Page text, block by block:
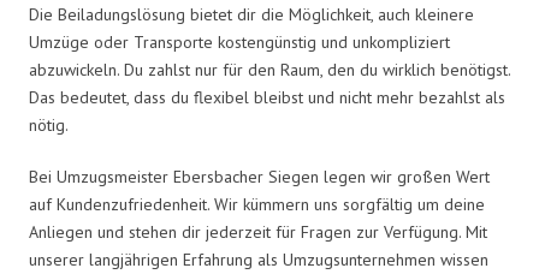
Die Beiladungslösung bietet dir die Möglichkeit, auch kleinere
Umzüge oder Transporte kostengünstig und unkompliziert
abzuwickeln. Du zahlst nur für den Raum, den du wirklich benötigst.
Das bedeutet, dass du flexibel bleibst und nicht mehr bezahlst als
nötig.
Bei Umzugsmeister Ebersbacher Siegen legen wir großen Wert
auf Kundenzufriedenheit. Wir kümmern uns sorgfältig um deine
Anliegen und stehen dir jederzeit für Fragen zur Verfügung. Mit
unserer langjährigen Erfahrung als Umzugsunternehmen wissen